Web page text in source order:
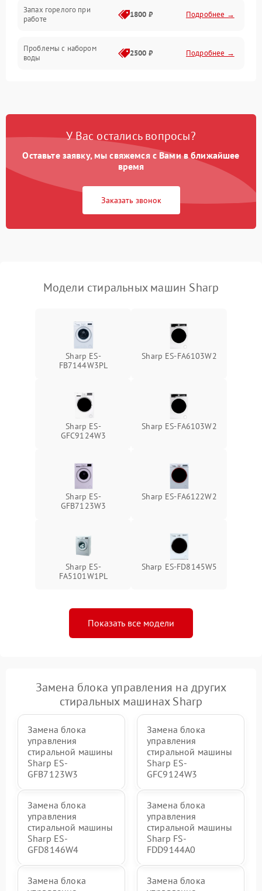
Запах горелого при
работе
1800 ₽ Подробнее →
Проблемы с набором
воды
2500 ₽ Подробнее →
Замена платы управления 2200 ₽ Подробнее →
У Вас остались вопросы?
Оставьте заявку, мы свяжемся с Вами в ближайшее
время
Заказать звонок
Модели стиральных машин Sharp
Sharp ES-
FB7144W3PL
Sharp ES-FA6103W2
Sharp ES-
GFC9124W3
Sharp ES-FA6103W2
Sharp ES-
GFB7123W3
Sharp ES-FA6122W2
Sharp ES-
FA5101W1PL
Sharp ES-FD8145W5
Показать все модели
Замена блока управления на других
стиральных машинах Sharp
Замена блока
управления
стиральной машины
Sharp ES-
GFB7123W3
Замена блока
управления
стиральной машины
Sharp ES-
GFC9124W3
Замена блока
управления
стиральной машины
Sharp ES-
GFD8146W4
Замена блока
управления
стиральной машины
Sharp FS-
FDD9144A0
Замена блока
Замена блока